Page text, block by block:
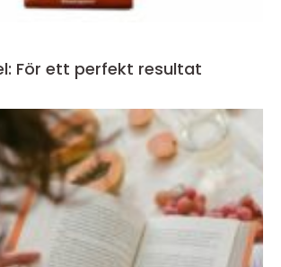
För ett perfekt resultat